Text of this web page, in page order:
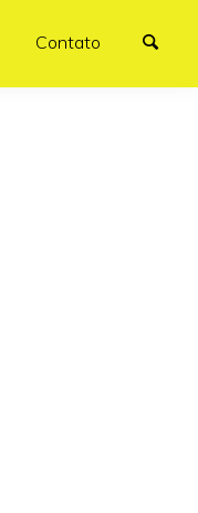
Contato